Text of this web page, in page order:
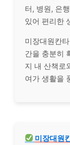
터, 병원, 은
있어 편리한
미장대원칸
간을 충분히
지 내 산책로
여가 생활을
미장대원